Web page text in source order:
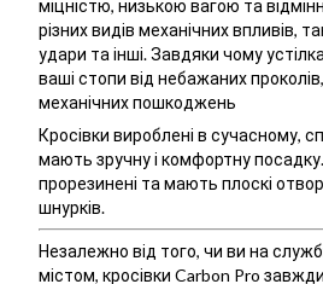
міцністю, низькою вагою та
різних видів механічних впливів,
удари та інші. Завдяки чому
ваші стопи від небажаних проколів,
механічних пошкоджень
Кросівки вироблені в сучасному,
мають зручну і комфортну
прорезинені та мають плоскі
шнурків.
Незалежно від того, чи ви на
містом, кросівки Carbon Pro